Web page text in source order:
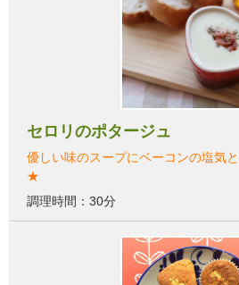
セロリのポタージュ
優しい味のスープにベーコンの塩気
★
調理時間：30分